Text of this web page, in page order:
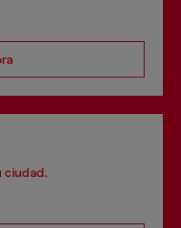
ciudad.